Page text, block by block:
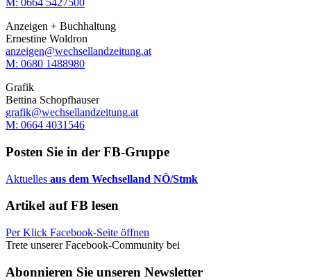
M: 0664 5427500‬
Anzeigen + Buchhaltung
Ernestine Woldron
anzeigen@wechsellandzeitung.at
M: ‭0680 1488980‬
Grafik
Bettina Schopfhauser
grafik@wechsellandzeitung.at
M: 0664 4031546
Posten Sie in der FB-Gruppe
Aktuelles aus dem Wechselland NÖ/Stmk
Artikel auf FB lesen
Per Klick Facebook-Seite öffnen
Trete unserer Facebook-Community bei
Abonnieren Sie unseren Newsletter